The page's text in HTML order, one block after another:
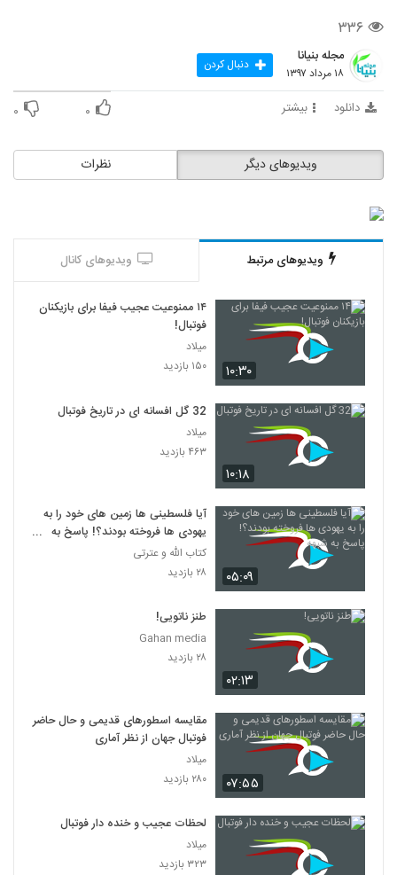
18
۳۳۶
مجله بنیانا
۱۸ مرداد ۱۳۹۷ دنبال کردن
دانلود بیشتر ۰ ۰
نظرات ویدیوهای دیگر
ویدیوهای مرتبط ویدیوهای کانال
۱۰:۳۰
۱۴ ممنوعیت عجیب فیفا برای بازیکنان
فوتبال!
میلاد
۱۵۰ بازدید
۱۰:۱۸
32 گل افسانه ای در تاریخ فوتبال
میلاد
۴۶۳ بازدید
۰۵:۰۹
آیا فلسطینی ها زمین های خود را به
یهودی ها فروخته بودند؟! پاسخ به
شبهه
کتاب الله و عترتی
۲۸ بازدید
۰۲:۱۳
طنز ناتویی!
Gahan media
۲۸ بازدید
۰۷:۵۵
مقایسه اسطورهای قدیمی و حال حاضر
فوتبال جهان از نظر آماری
میلاد
۲۸۰ بازدید
لحظات عجیب و خنده دار فوتبال
میلاد
۳۲۳ بازدید